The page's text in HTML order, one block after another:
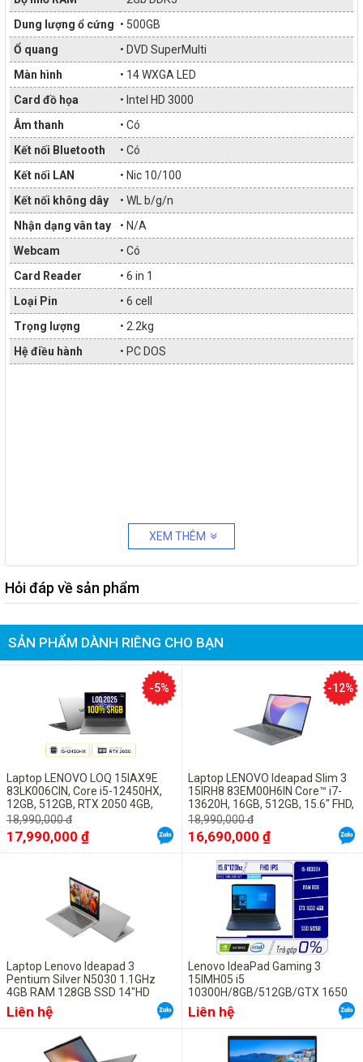
Dung lượng ổ cứng • 500GB
Ổ quang
• DVD SuperMulti
Màn hình
• 14 WXGA LED
Card đồ họa
• Intel HD 3000
Âm thanh
• Có
Kết nối Bluetooth
• Có
Kết nối LAN
• Nic 10/100
Kết nối không dây
• WL b/g/n
Nhận dạng vân tay
• N/A
Webcam
• Có
Card Reader
• 6 in 1
Loại Pin
• 6 cell
Trọng lượng
• 2.2kg
Hệ điều hành
• PC DOS
XEM THÊM
Hỏi đáp về sản phẩm
SẢN PHẨM DÀNH RIÊNG CHO BẠN
Laptop LENOVO LOQ 15IAX9E
83LK006CIN, Core i5-12450HX,
12GB, 512GB, RTX 2050 4GB,
15.6" FHD 144Hz 100% sRGB,
W11 Home EN, Luna Grey
18,990,000 đ
17,990,000 ₫
-5%
Laptop LENOVO Ideapad Slim 3
15IRH8 83EM00H6IN Core™ i7-
13620H, 16GB, 512GB, 15.6" FHD,
Arctic Grey
18,990,000 đ
16,690,000 ₫
-12%
Laptop Lenovo Ideapad 3
Pentium Silver N5030 1.1GHz
4GB RAM 128GB SSD 14"HD
Windows 10 + Office 2019 bản
quyền
Liên hệ
Lenovo IdeaPad Gaming 3
15IMH05 i5
10300H/8GB/512GB/GTX 1650
4GB/15.6FHD/Win 10
Liên hệ